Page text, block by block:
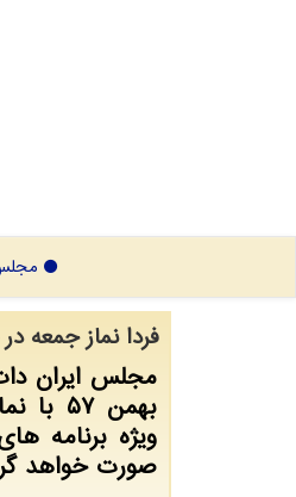
فردا نماز جمعه
بهمن
ویژه برنامه
صورت خواهد